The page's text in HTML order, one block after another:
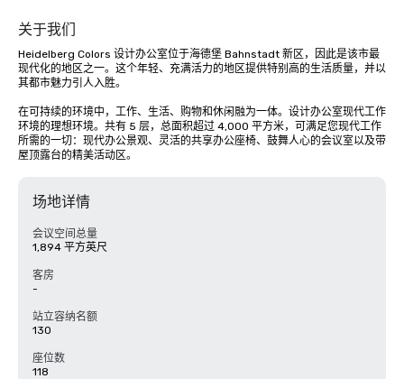
关于我们
Heidelberg Colors 设计办公室位于海德堡 Bahnstadt 新区，因此是该市最
现代化的地区之一。这个年轻、充满活力的地区提供特别高的生活质量，并以
其都市魅力引人入胜。
在可持续的环境中，工作、生活、购物和休闲融为一体。设计办公室现代工作
环境的理想环境。共有 5 层，总面积超过 4,000 平方米，可满足您现代工作
所需的一切：现代办公景观、灵活的共享办公座椅、鼓舞人心的会议室以及带
屋顶露台的精美活动区。
场地详情
会议空间总量
1,894 平方英尺
客房
-
站立容纳名额
130
座位数
118